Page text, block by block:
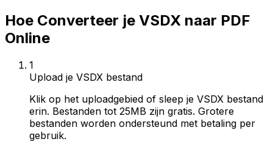
Hoe Converteer je VSDX naar PDF
Online
1
Upload je VSDX bestand
Klik op het uploadgebied of sleep je VSDX bestand
erin. Bestanden tot 25MB zijn gratis. Grotere
bestanden worden ondersteund met betaling per
gebruik.